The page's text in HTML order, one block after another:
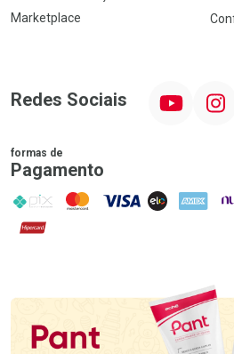
Marketplace
Redes Sociais
formas de
Pagamento
PIX MasterCard
VISA ELO AMEX
Hipercard
Promoção em